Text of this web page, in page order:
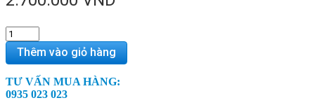
Apple
Pencil
quantity
Thêm vào giỏ hàng
TƯ VẤN MUA HÀNG:
0935 023 023